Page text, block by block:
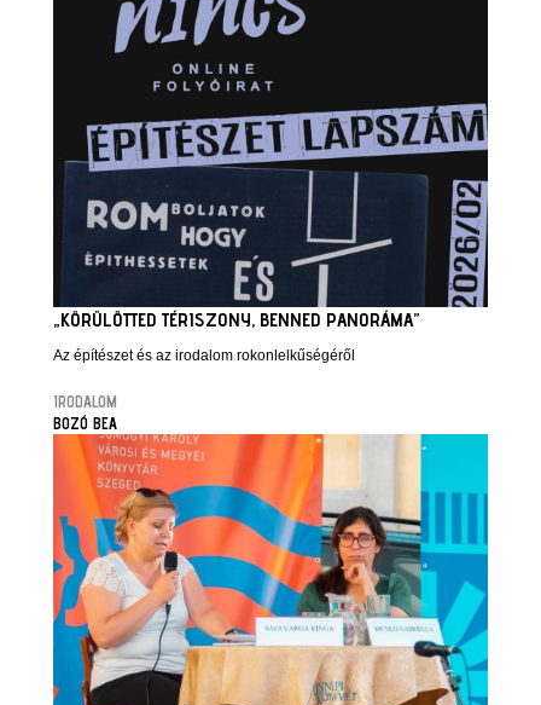
„KÖRÜLÖTTED TÉRISZONY, BENNED PANORÁMA”
Az építészet és az irodalom rokonlelkűségéről
IRODALOM
BOZÓ BEA